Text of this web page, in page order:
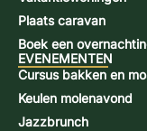
Plaats caravan
Boek een
EVENEMENTEN
Cursus bakken en
Keulen molenavond
Jazzbrunch